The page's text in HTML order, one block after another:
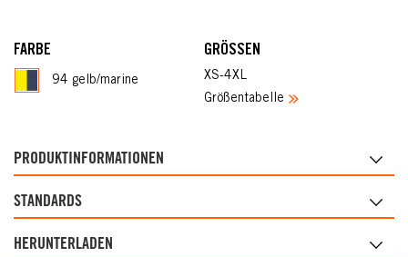
FARBE
94 gelb/marine
GRÖSSEN
XS-4XL
Größentabelle
PRODUKTINFORMATIONEN
STANDARDS
HERUNTERLADEN